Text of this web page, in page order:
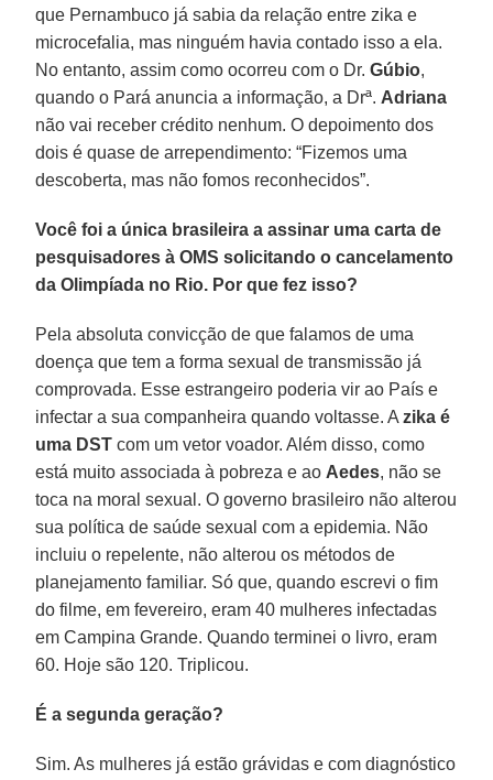
que Pernambuco já sabia da relação entre zika e
microcefalia, mas ninguém havia contado isso a ela.
No entanto, assim como ocorreu com o Dr.Gúbio,
quando o Pará anuncia a informação, a Drª. Adriana
não vai receber crédito nenhum. O depoimento dos
dois é quase de arrependimento: “Fizemos uma
descoberta, mas não fomos reconhecidos”.
Você foi a única brasileira a assinar uma carta de
pesquisadores à OMS solicitando o cancelamento
da Olimpíada no Rio. Por que fez isso?
Pela absoluta convicção de que falamos de uma
doença que tem a forma sexual de transmissão já
comprovada. Esse estrangeiro poderia vir ao País e
infectar a sua companheira quando voltasse. Azika é
uma DST com um vetor voador. Além disso, como
está muito associada à pobreza e ao Aedes, não se
toca na moral sexual. O governo brasileiro não alterou
sua política de saúde sexual com a epidemia. Não
incluiu o repelente, não alterou os métodos de
planejamento familiar. Só que, quando escrevi o fim
do filme, em fevereiro, eram 40 mulheres infectadas
em Campina Grande. Quando terminei o livro, eram
60. Hoje são 120. Triplicou.
É a segunda geração?
Sim. As mulheres já estão grávidas e com diagnóstico